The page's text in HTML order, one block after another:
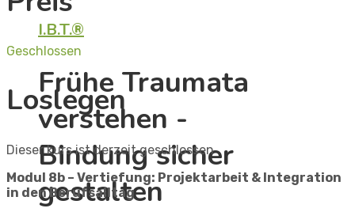
I.B.T.®
Frühe Traumata
verstehen -
Bindung sicher
gestalten
Geschlossen
Loslegen
Dieser kurs ist derzeit geschlossen
Modul 8b – Vertiefung: Projektarbeit & Integration
in den Berufsalltag